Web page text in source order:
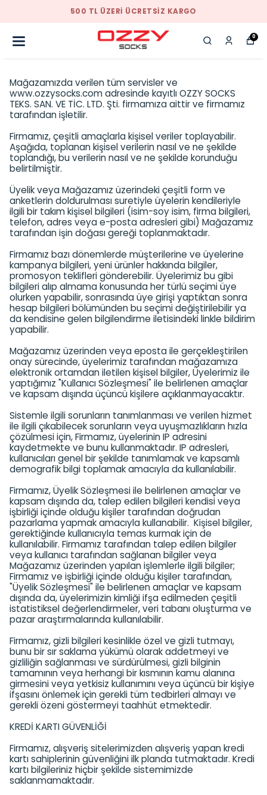
YENI SEZON ÜRÜNLER
0
Mağazamızda verilen tüm servisler ve
www.ozzysocks.com adresinde kayıtlı OZZY SOCKS
TEKS. SAN. VE TİC. LTD. Şti. firmamıza aittir ve firmamız
tarafından işletilir.
Firmamız, çeşitli amaçlarla kişisel veriler toplayabilir.
Aşağıda, toplanan kişisel verilerin nasıl ve ne şekilde
toplandığı, bu verilerin nasıl ve ne şekilde korunduğu
belirtilmiştir.
Üyelik veya Mağazamız üzerindeki çeşitli form ve
anketlerin doldurulması suretiyle üyelerin kendileriyle
ilgili bir takım kişisel bilgileri (isim-soy isim, firma bilgileri,
telefon, adres veya e-posta adresleri gibi) Mağazamız
tarafından işin doğası gereği toplanmaktadır.
Firmamız bazı dönemlerde müşterilerine ve üyelerine
kampanya bilgileri, yeni ürünler hakkında bilgiler,
promosyon teklifleri gönderebilir. Üyelerimiz bu gibi
bilgileri alıp almama konusunda her türlü seçimi üye
olurken yapabilir, sonrasında üye girişi yaptıktan sonra
hesap bilgileri bölümünden bu seçimi değiştirilebilir ya
da kendisine gelen bilgilendirme iletisindeki linkle bildirim
yapabilir.
Mağazamız üzerinden veya eposta ile gerçekleştirilen
onay sürecinde, üyelerimiz tarafından mağazamıza
elektronik ortamdan iletilen kişisel bilgiler, Üyelerimiz ile
yaptığımız "Kullanıcı Sözleşmesi" ile belirlenen amaçlar
ve kapsam dışında üçüncü kişilere açıklanmayacaktır.
Sistemle ilgili sorunların tanımlanması ve verilen hizmet
ile ilgili çıkabilecek sorunların veya uyuşmazlıkların hızla
çözülmesi için, Firmamız, üyelerinin IP adresini
kaydetmekte ve bunu kullanmaktadır. IP adresleri,
kullanıcıları genel bir şekilde tanımlamak ve kapsamlı
demografik bilgi toplamak amacıyla da kullanılabilir.
Firmamız, Üyelik Sözleşmesi ile belirlenen amaçlar ve
kapsam dışında da, talep edilen bilgileri kendisi veya
işbirliği içinde olduğu kişiler tarafından doğrudan
pazarlama yapmak amacıyla kullanabilir. Kişisel bilgiler,
gerektiğinde kullanıcıyla temas kurmak için de
kullanılabilir. Firmamız tarafından talep edilen bilgiler
veya kullanıcı tarafından sağlanan bilgiler veya
Mağazamız üzerinden yapılan işlemlerle ilgili bilgiler;
Firmamız ve işbirliği içinde olduğu kişiler tarafından,
"Üyelik Sözleşmesi" ile belirlenen amaçlar ve kapsam
dışında da, üyelerimizin kimliği ifşa edilmeden çeşitli
istatistiksel değerlendirmeler, veri tabanı oluşturma ve
pazar araştırmalarında kullanılabilir.
Firmamız, gizli bilgileri kesinlikle özel ve gizli tutmayı,
bunu bir sır saklama yükümü olarak addetmeyi ve
gizliliğin sağlanması ve sürdürülmesi, gizli bilginin
tamamının veya herhangi bir kısmının kamu alanına
girmesini veya yetkisiz kullanımını veya üçüncü bir kişiye
ifşasını önlemek için gerekli tüm tedbirleri almayı ve
gerekli özeni göstermeyi taahhüt etmektedir.
KREDİ KARTI GÜVENLİĞİ
Firmamız, alışveriş sitelerimizden alışveriş yapan kredi
kartı sahiplerinin güvenliğini ilk planda tutmaktadır. Kredi
kartı bilgileriniz hiçbir şekilde sistemimizde
saklanmamaktadır.